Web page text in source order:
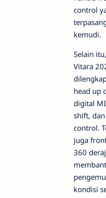
control
kemudi.
Selain
Vitara
head up
digital
shift,
control.
juga
360
kondisi